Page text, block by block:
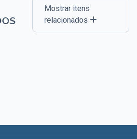
Mostrar itens
relacionados